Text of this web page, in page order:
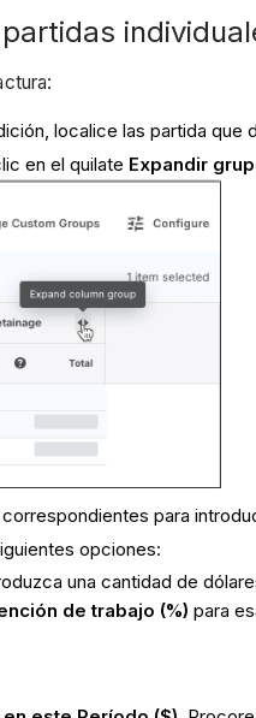
localice las partida
en el quilate Expandir
para
opciones:
una cantidad de
de trabajo (%)para